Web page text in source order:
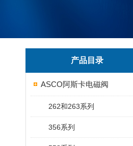
产品目录
ASCO阿斯卡电磁阀
262和263系列
356系列